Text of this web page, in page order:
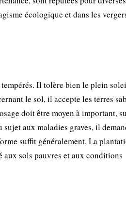
écologique et dans les
Il tolère bien le plein
le sol, il accepte les terres
doit être moyen à important,
aux maladies graves, il
suffit généralement. La
aux sols pauvres et aux conditions